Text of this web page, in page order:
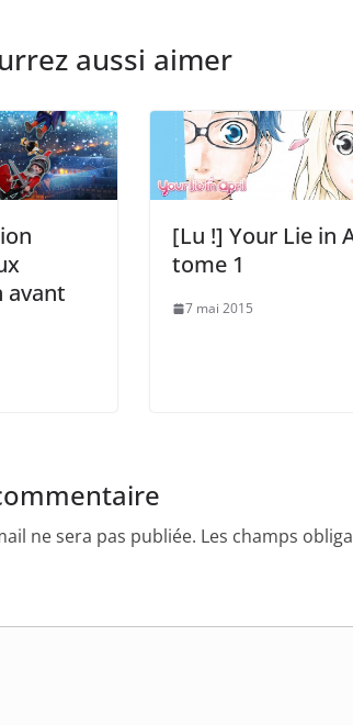
aussi aimer
avant
[Lu !] Your Lie in
tome 1
7 mai 2015
ne sera pas publiée. Les champs